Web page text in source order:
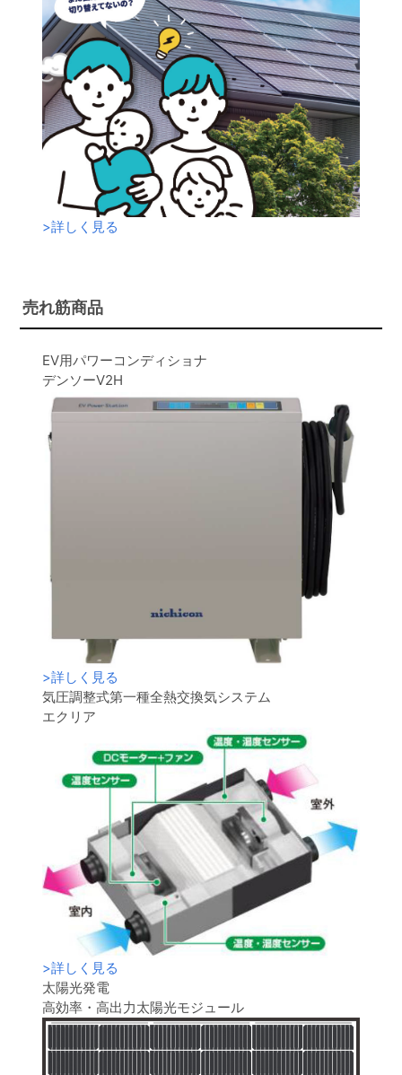
>詳しく見る
売れ筋商品
EV用パワーコンディショナ
デンソーV2H
>詳しく見る
気圧調整式第一種全熱交換気システム
エクリア
>詳しく見る
太陽光発電
高効率・高出力太陽光モジュール